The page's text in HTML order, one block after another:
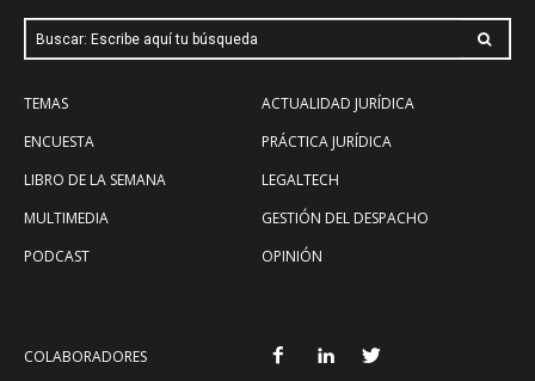
Buscar: Escribe aquí tu búsqueda
TEMAS
ENCUESTA
LIBRO DE LA SEMANA
MULTIMEDIA
PODCAST
ACTUALIDAD JURÍDICA
PRÁCTICA JURÍDICA
LEGALTECH
GESTIÓN DEL DESPACHO
OPINIÓN
COLABORADORES